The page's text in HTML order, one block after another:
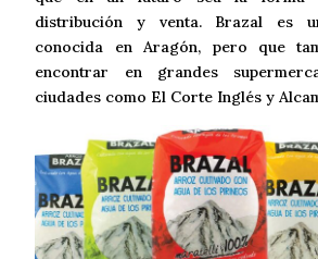
distribución y venta. Brazal es
conocida en Aragón, pero que
encontrar en grandes
ciudades como El Corte Inglés y